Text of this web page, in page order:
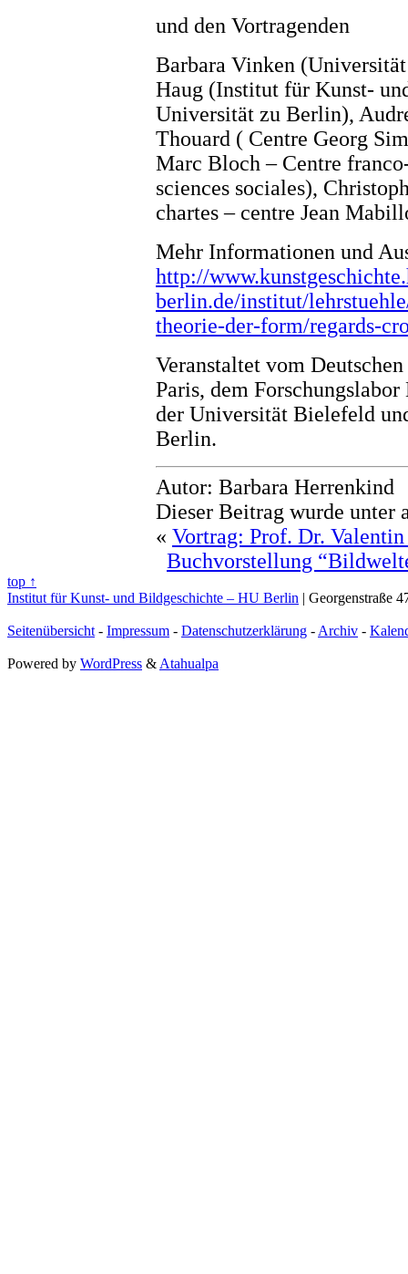
und den Vortragenden
Barbara Vinken
Haug (Institut für Kunst-
Universität zu Berlin),
Thouard ( Centre Georg
Marc Bloch – Centre
sciences sociales),
chartes – centre Jean
Mehr Informationen und
http://
berlin.de/institut/
theorie-der-form/regards-
Veranstaltet vom
Paris, dem
der Universität Bielefeld
Berlin.
Autor: Barbara Herrenkind
Dieser Beitrag wurde unter
« Vortrag: Prof. Dr.
Buchvorstellung
top ↑
Institut für Kunst- und Bildgeschichte – HU Berlin | Georgenstraße
Seitenübersicht - Impressum - Datenschutzerklärung - Archiv -
Powered by WordPress & Atahualpa